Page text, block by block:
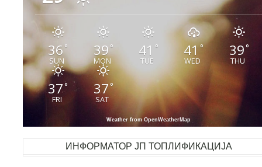
36°
SUN
39°
MON
41 °
TUE
41°
WED
39°
THU
37°
FRI
37°
SAT
Weather from OpenWeatherMap
ИНФОРМАТОР ЈП ТОПЛИФИКАЦИЈА